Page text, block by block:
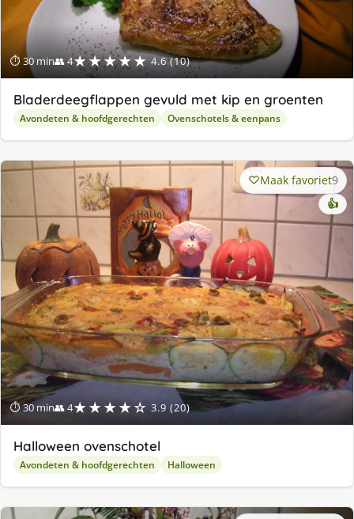
⏱ 30 min👥 4★★★★★ 4.6 (10)
Bladerdeegflappen gevuld met kip en groenten
Avondeten & hoofdgerechten Ovenschotels & eenpans
⏱ 30 min👥 4★★★★☆ 3.9 (20)
Maak favoriet9
👍
Halloween ovenschotel
Avondeten & hoofdgerechten Halloween